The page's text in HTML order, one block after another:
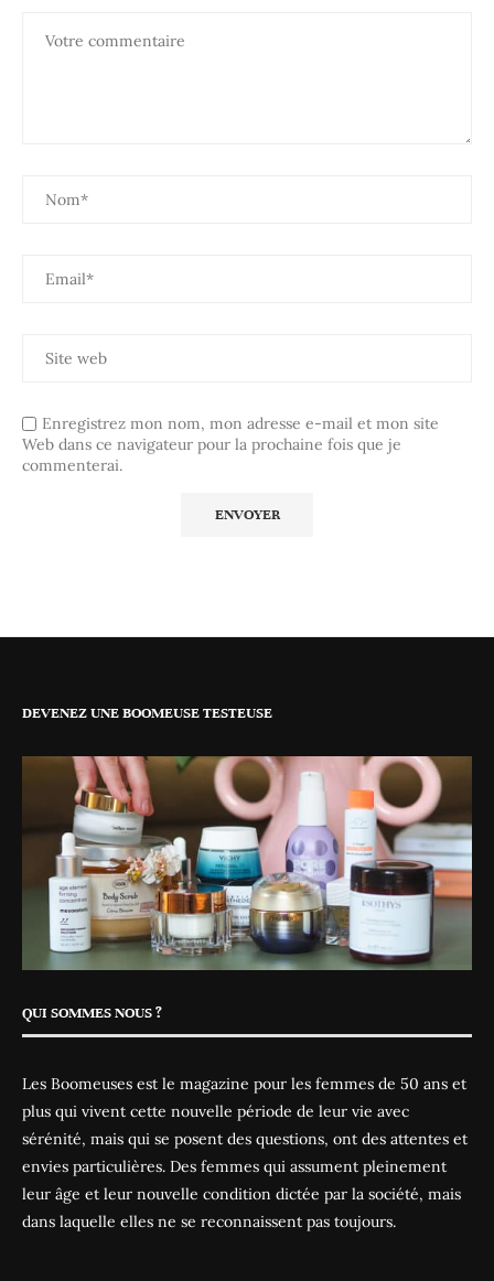
Enregistrez mon nom, mon adresse e-mail et mon site
Web dans ce navigateur pour la prochaine fois que je
commenterai.
DEVENEZ UNE BOOMEUSE TESTEUSE
QUI SOMMES NOUS ?
Les Boomeuses est le magazine pour les femmes de 50 ans et
plus qui vivent cette nouvelle période de leur vie avec
sérénité, mais qui se posent des questions, ont des attentes et
envies particulières. Des femmes qui assument pleinement
leur âge et leur nouvelle condition dictée par la société, mais
dans laquelle elles ne se reconnaissent pas toujours.